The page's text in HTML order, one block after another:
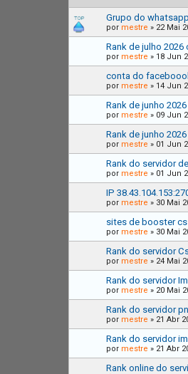
Grupo do
por mestre » 22 Mai
Rank de julho 2026
por mestre » 18 Jun
conta do
por mestre » 14 Jun
Rank de junho
por mestre » 09 Jun
Rank de junho
por mestre » 01 Jun
Rank do servidor
por mestre » 01 Jun
IP
por mestre » 30 Mai
sites de booster cs
por mestre » 30 Mai
Rank do servidor
por mestre » 24 Mai
Rank do servidor
por mestre » 20 Mai
Rank do servidor
por mestre » 21 Abr
Rank do servidor
por mestre » 21 Abr
Rank online do